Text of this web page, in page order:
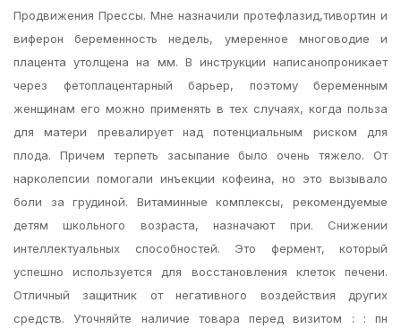
Продвижения Прессы. Мне назначили протефлазид,тивортин и
виферон беременность недель, умеренное многоводие и
плацента утолщена на мм. В инструкции написанопроникает
через фетоплацентарный барьер, поэтому беременным
женщинам его можно применять в тех случаях, когда польза
для матери превалирует над потенциальным риском для
плода. Причем терпеть засыпание было очень тяжело. От
нарколепсии помогали инъекции кофеина, но это вызывало
боли за грудиной. Витаминные комплексы, рекомендуемые
детям школьного возраста, назначают при. Снижении
интеллектуальных способностей. Это фермент, который
успешно используется для восстановления клеток печени.
Отличный защитник от негативного воздействия других
средств. Уточняйте наличие товара перед визитом : : пн